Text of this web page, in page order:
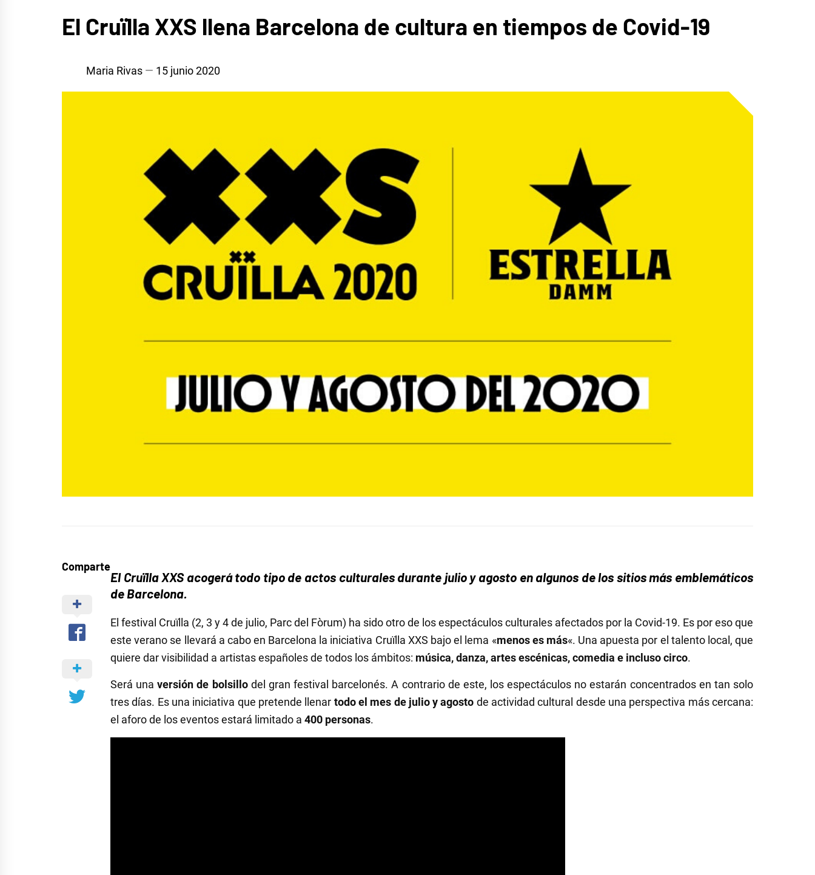
El Cruïlla XXS llena Barcelona de cultura en tiempos de Covid-19
Maria Rivas 15 junio 2020
Comparte
El Cruïlla XXS acogerá todo tipo de actos culturales durante julio y agosto en algunos de los sitios más emblemáticos
de Barcelona.
El festival Cruïlla (2, 3 y 4 de julio, Parc del Fòrum) ha sido otro de los espectáculos culturales afectados por la Covid-19. Es por eso que
este verano se llevará a cabo en Barcelona la iniciativa Cruïlla XXS bajo el lema «menos es más«. Una apuesta por el talento local, que
quiere dar visibilidad a artistas españoles de todos los ámbitos: música, danza, artes escénicas, comedia e incluso circo.
Será unaversión de bolsillodel gran festival barcelonés. A contrario de este, los espectáculos no estarán concentrados en tan solo
tres días. Es una iniciativa que pretende llenar todo el mes de julio y agosto de actividad cultural desde una perspectiva más cercana:
el aforo de los eventos estará limitado a 400 personas.